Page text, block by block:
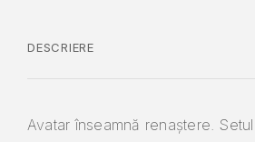
DESCRIERE
Avatar înseamnă renaștere.